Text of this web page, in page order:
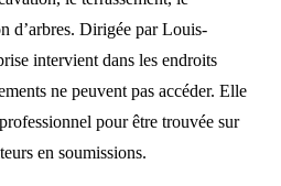
d’arbres. Dirigée par Louis-
intervient dans les endroits
ne peuvent pas accéder. Elle
pour être trouvée sur
en soumissions.